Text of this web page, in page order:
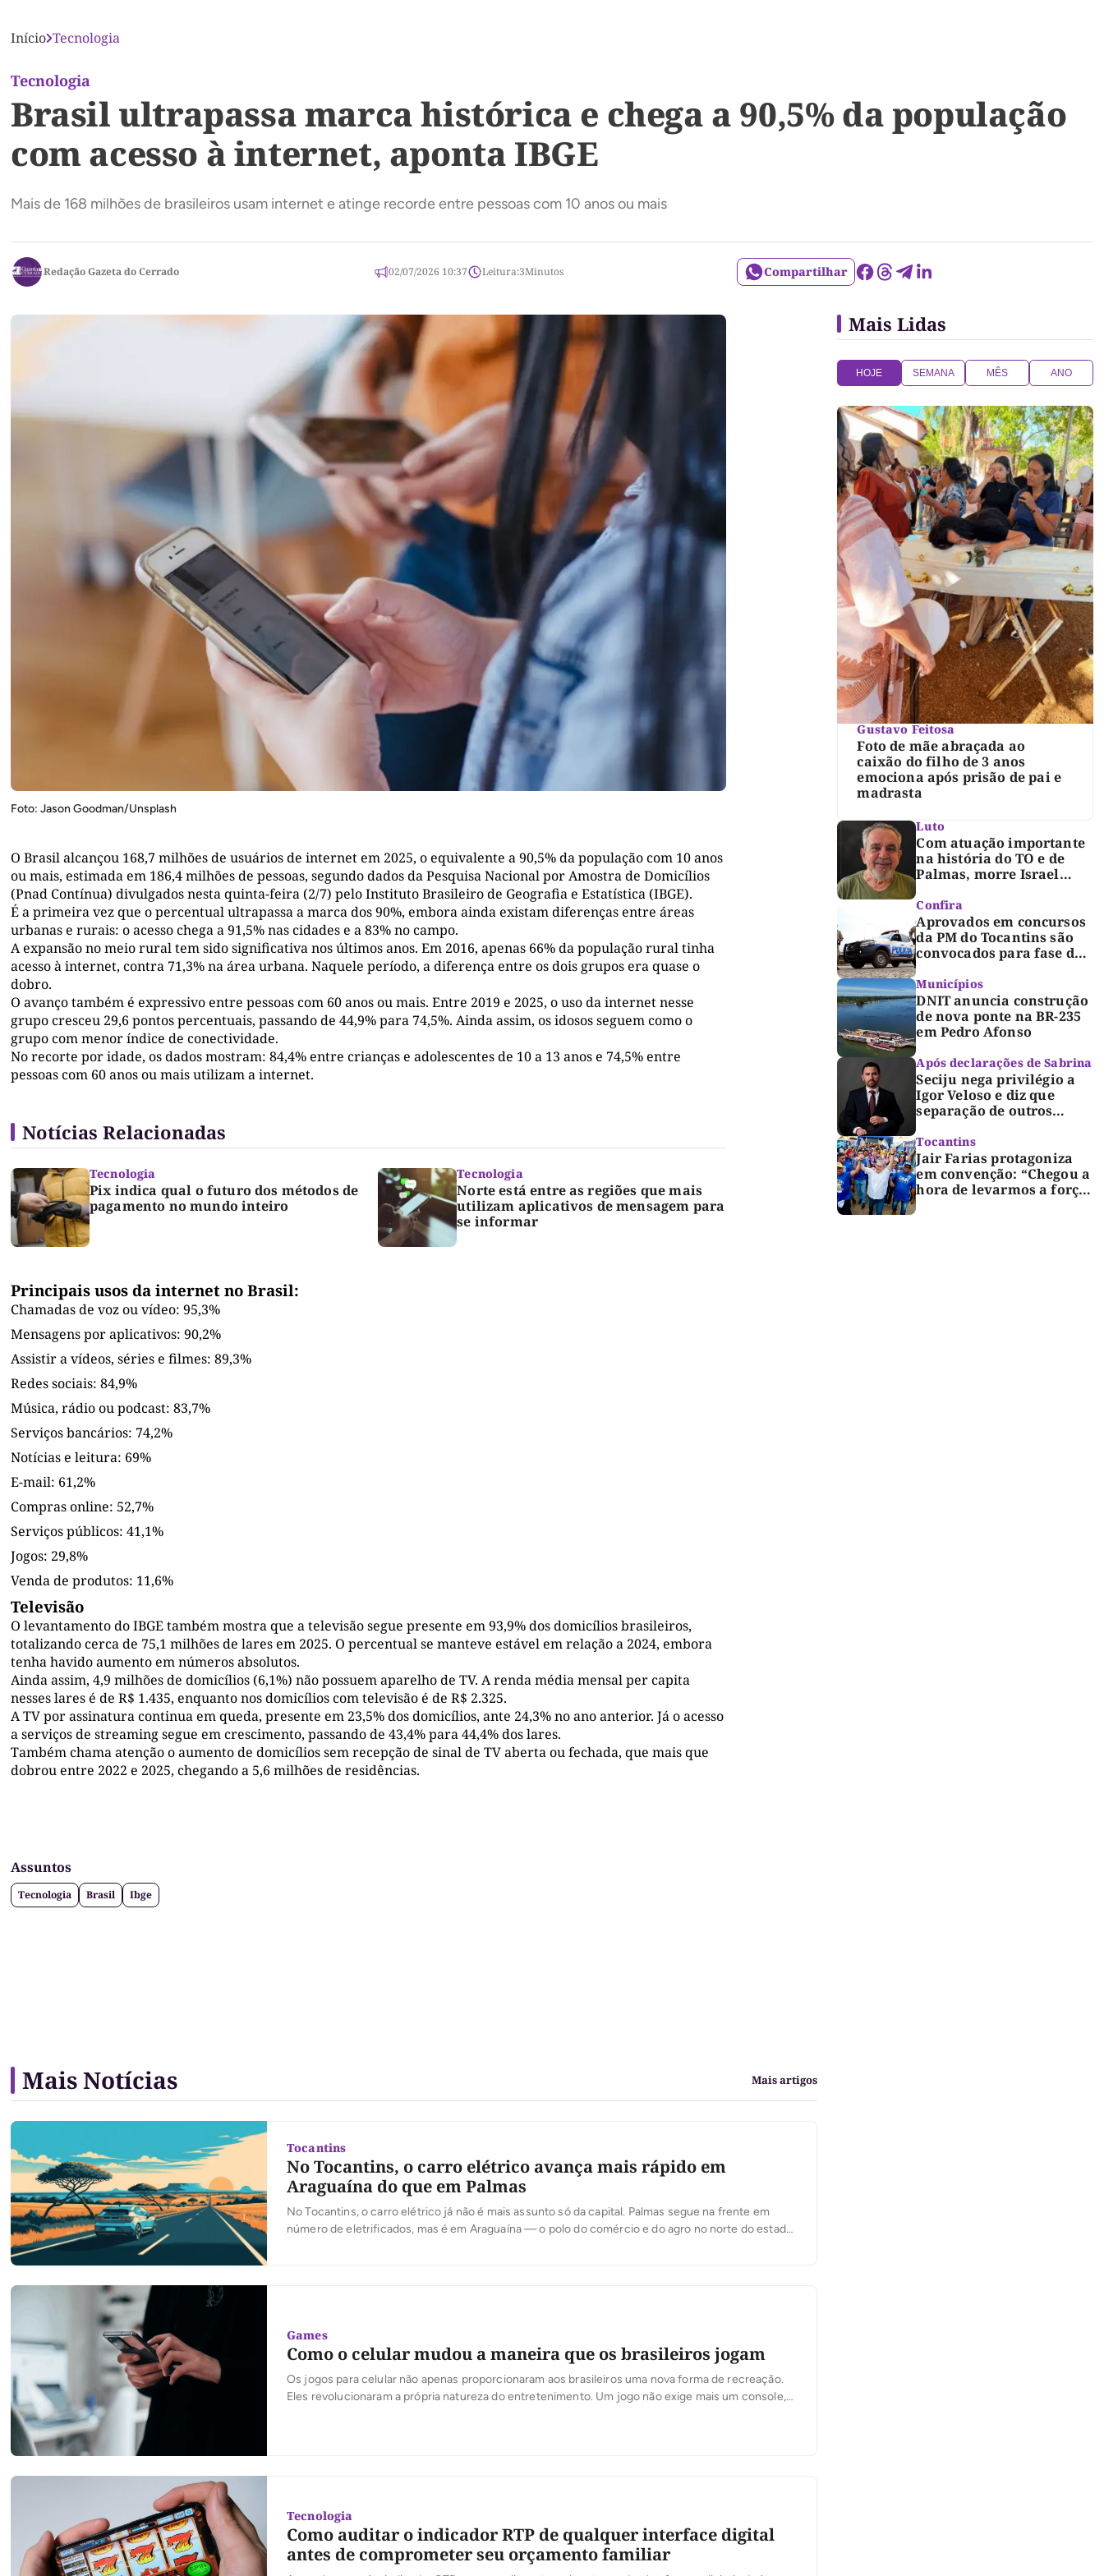
Início Tecnologia
Tecnologia
Brasil ultrapassa marca histórica e chega a 90,5% da população
com acesso à internet, aponta IBGE
Mais de 168 milhões de brasileiros usam internet e atinge recorde entre pessoas com 10 anos ou mais
Redação Gazeta do Cerrado 02/07/2026 10:37 Leitura:3Minutos Compartilhar
Foto: Jason Goodman/Unsplash
O Brasil alcançou 168,7 milhões de usuários de internet em 2025, o equivalente a 90,5% da população com 10 anos
ou mais, estimada em 186,4 milhões de pessoas, segundo dados da Pesquisa Nacional por Amostra de Domicílios
(Pnad Contínua) divulgados nesta quinta-feira (2/7) pelo Instituto Brasileiro de Geografia e Estatística (IBGE).
É a primeira vez que o percentual ultrapassa a marca dos 90%, embora ainda existam diferenças entre áreas
urbanas e rurais: o acesso chega a 91,5% nas cidades e a 83% no campo.
A expansão no meio rural tem sido significativa nos últimos anos. Em 2016, apenas 66% da população rural tinha
acesso à internet, contra 71,3% na área urbana. Naquele período, a diferença entre os dois grupos era quase o
dobro.
O avanço também é expressivo entre pessoas com 60 anos ou mais. Entre 2019 e 2025, o uso da internet nesse
grupo cresceu 29,6 pontos percentuais, passando de 44,9% para 74,5%. Ainda assim, os idosos seguem como o
grupo com menor índice de conectividade.
No recorte por idade, os dados mostram: 84,4% entre crianças e adolescentes de 10 a 13 anos e 74,5% entre
pessoas com 60 anos ou mais utilizam a internet.
Notícias Relacionadas
Tecnologia
Pix indica qual o futuro dos métodos de
pagamento no mundo inteiro
Tecnologia
Norte está entre as regiões que mais
utilizam aplicativos de mensagem para
se informar
Principais usos da internet no Brasil:
Chamadas de voz ou vídeo: 95,3%
Mensagens por aplicativos: 90,2%
Assistir a vídeos, séries e filmes: 89,3%
Redes sociais: 84,9%
Música, rádio ou podcast: 83,7%
Serviços bancários: 74,2%
Notícias e leitura: 69%
E-mail: 61,2%
Compras online: 52,7%
Serviços públicos: 41,1%
Jogos: 29,8%
Venda de produtos: 11,6%
Televisão
O levantamento do IBGE também mostra que a televisão segue presente em 93,9% dos domicílios brasileiros,
totalizando cerca de 75,1 milhões de lares em 2025. O percentual se manteve estável em relação a 2024, embora
tenha havido aumento em números absolutos.
Ainda assim, 4,9 milhões de domicílios (6,1%) não possuem aparelho de TV. A renda média mensal per capita
nesses lares é de R$ 1.435, enquanto nos domicílios com televisão é de R$ 2.325.
A TV por assinatura continua em queda, presente em 23,5% dos domicílios, ante 24,3% no ano anterior. Já o acesso
a serviços de streaming segue em crescimento, passando de 43,4% para 44,4% dos lares.
Também chama atenção o aumento de domicílios sem recepção de sinal de TV aberta ou fechada, que mais que
dobrou entre 2022 e 2025, chegando a 5,6 milhões de residências.
Assuntos
Tecnologia Brasil Ibge
Mais Lidas
HOJE SEMANA MÊS ANO
Gustavo Feitosa
Foto de mãe abraçada ao
caixão do filho de 3 anos
emociona após prisão de pai e
madrasta
Luto
Com atuação importante
na história do TO e de
Palmas, morre Israel
luto oficial de três dias
Confira
Aprovados em concursos
da PM do Tocantins são
convocados para fase de
Municípios
DNIT anuncia construção
de nova ponte na BR-235
em Pedro Afonso
Após declarações de Sabrina
Seciju nega privilégio a
Igor Veloso e diz que
separação de outros
segurança
Tocantins
Jair Farias protagoniza
em convenção: “Chegou a
hora de levarmos a força
Mais Notícias Mais artigos
Tocantins
No Tocantins, o carro elétrico avança mais rápido em
Araguaína do que em Palmas
No Tocantins, o carro elétrico já não é mais assunto só da capital. Palmas segue na frente em
número de eletrificados, mas é em Araguaína — o polo do comércio e do agro no norte do estado
Games
Como o celular mudou a maneira que os brasileiros jogam
Os jogos para celular não apenas proporcionaram aos brasileiros uma nova forma de recreação.
Eles revolucionaram a própria natureza do entretenimento. Um jogo não exige mais um console,
Tecnologia
Como auditar o indicador RTP de qualquer interface digital
antes de comprometer seu orçamento familiar